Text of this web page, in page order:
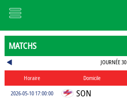
MATCHS
JOURNÉE 30
Horaire Domicile
2026-05-10 17:00:00
SON